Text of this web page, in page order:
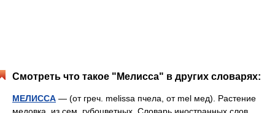
Смотреть что такое "Мелисса" в других словарях:
МЕЛИССА — (от греч. melissa пчела, от mel мед). Растение